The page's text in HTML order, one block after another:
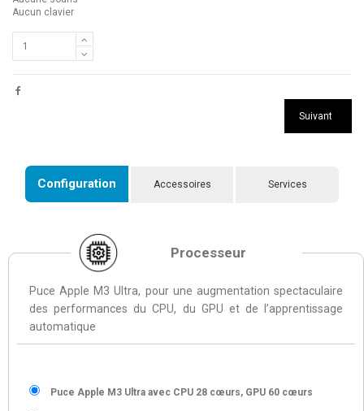
Aucun clavier
Suivant
Configuration Accessoires Services
Processeur
Puce Apple M3 Ultra, pour une augmentation spectaculaire
des performances du CPU, du GPU et de l’apprentissage
automatique
Puce Apple M3 Ultra avec CPU 28 cœurs, GPU 60 cœurs